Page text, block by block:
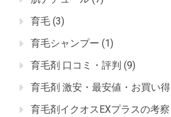
育毛 (3)
育毛シャンプー (1)
育毛剤 口コミ・評判 (9)
育毛剤 激安・最安値・お買い得
育毛剤イクオスEXプラスの考察